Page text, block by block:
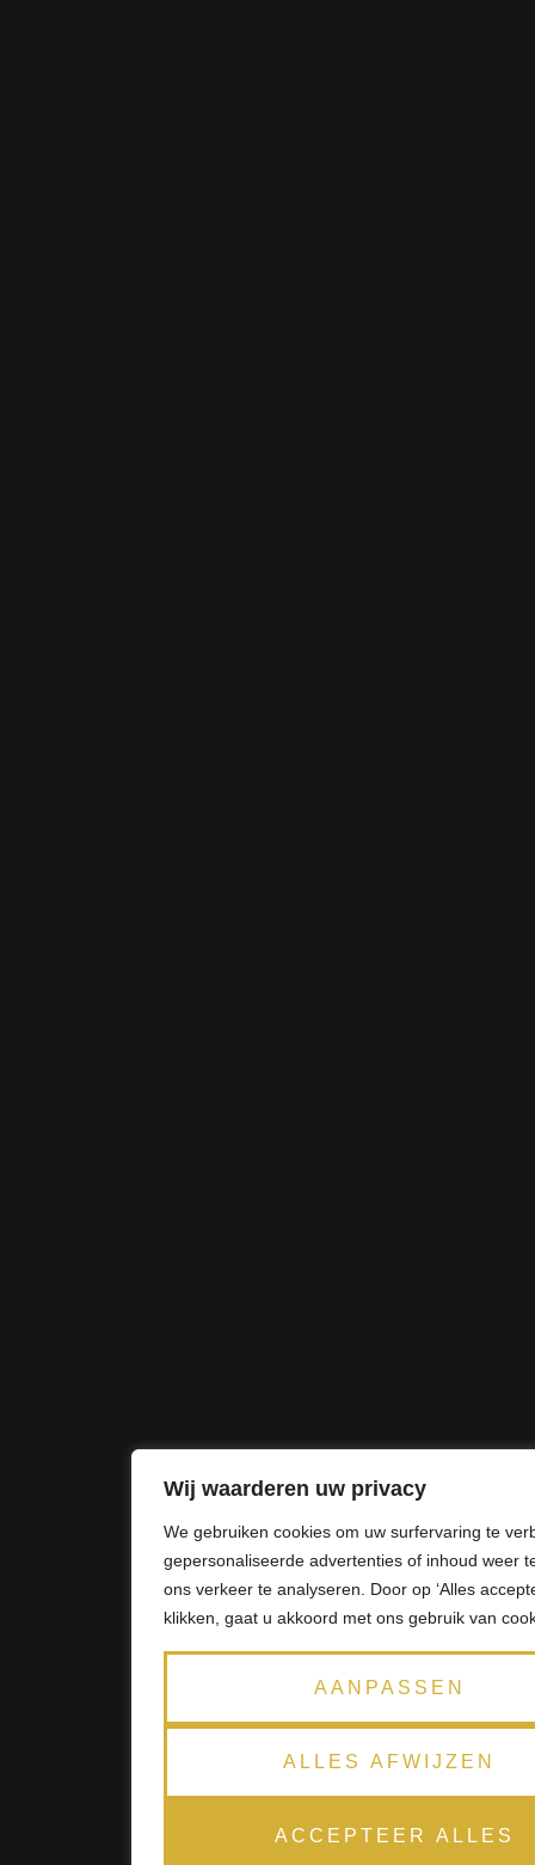
Wij waarderen uw privacy
We gebruiken cookies om uw surfervaring te
gepersonaliseerde advertenties of inhoud weer
ons verkeer te analyseren. Door op ‘Alles
klikken, gaat u akkoord met ons gebruik van
AANPASSEN
ALLES AFWIJZEN
ACCEPTEER ALLES